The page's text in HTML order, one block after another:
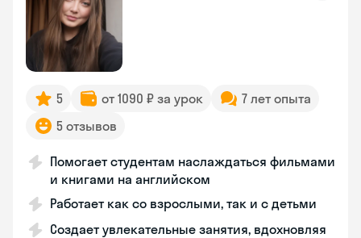
5 от 1090 ₽ за урок
7 лет опыта
5 отзывов
Помогает студентам наслаждаться фильмами
и книгами на английском
Работает как со взрослыми, так и с детьми
Создает увлекательные занятия, вдохновляя